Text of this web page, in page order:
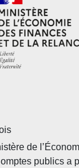
de
publics a